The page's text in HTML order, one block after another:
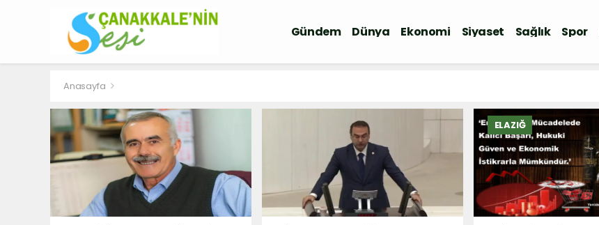
Gündem Dünya Ekonomi Siyaset Sağlık Spor
Anasayfa
ELAZIĞ